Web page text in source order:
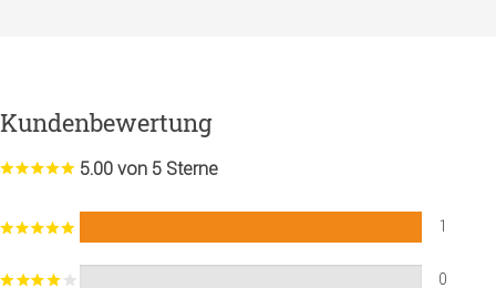
Kundenbewertung
5.00 von 5 Sterne
1
0